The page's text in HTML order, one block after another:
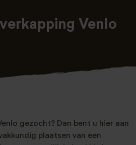
Venlo
gezocht? Dan bent u hier aan
plaatsen van een